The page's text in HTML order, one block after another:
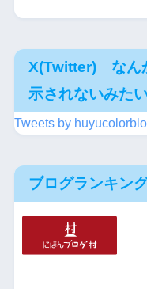
X(Twitter) なん
示されないみた
Tweets by
ブログランキン